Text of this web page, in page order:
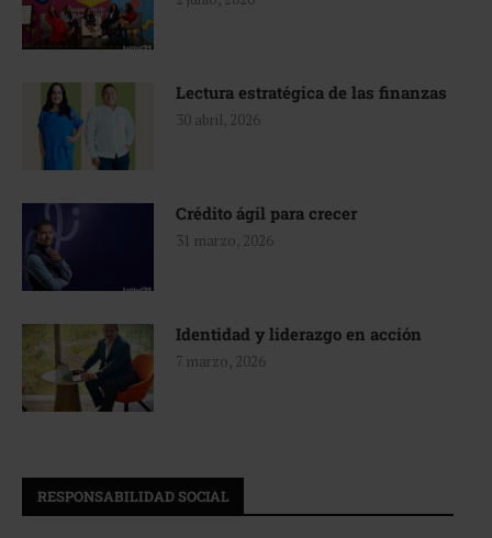
Lectura estratégica de las finanzas
30 abril, 2026
Crédito ágil para crecer
31 marzo, 2026
Identidad y liderazgo en acción
7 marzo, 2026
RESPONSABILIDAD SOCIAL